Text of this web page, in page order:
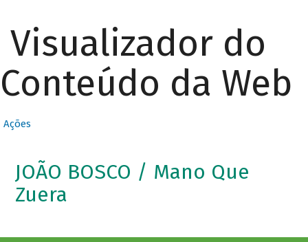
Visualizador do
Conteúdo da Web
Ações
JOÃO BOSCO / Mano Que
Zuera